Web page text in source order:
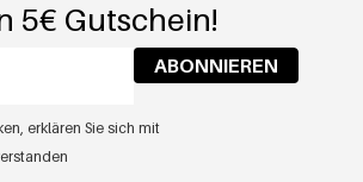
5€ Gutschein!
ABONNIEREN
erklären Sie sich mit